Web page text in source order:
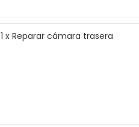
1 x Reparar cámara trasera